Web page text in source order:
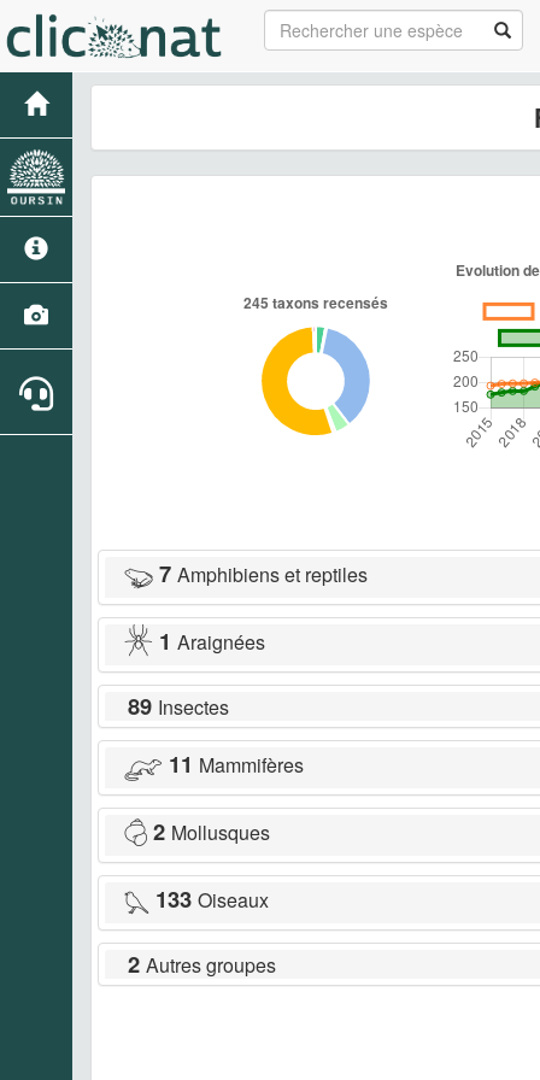
7 Amphibiens et reptiles
1 Araignées
89 Insectes
11 Mammifères
2 Mollusques
133 Oiseaux
2 Autres groupes